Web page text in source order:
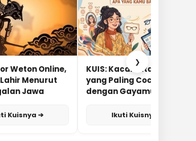
Weton Online,
Menurut
Jawa
Kuisnya ➔
KUIS: Kacamata Apa
yang Paling Cocok
dengan Gayamu?
Ikuti Kuisnya ➔
❯